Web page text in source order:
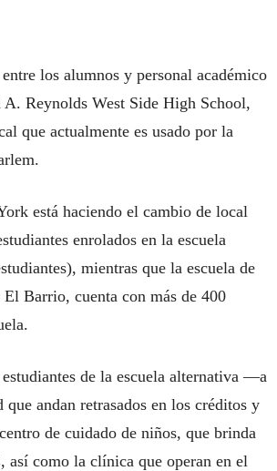
los alumnos y personal académico
Reynolds West Side High School,
que actualmente es usado por la
está haciendo el cambio de local
enrolados en la escuela
mientras que la escuela de
Barrio, cuenta con más de 400
de la escuela alternativa —a
andan retrasados en los créditos y
de cuidado de niños, que brinda
así como la clínica que operan en el